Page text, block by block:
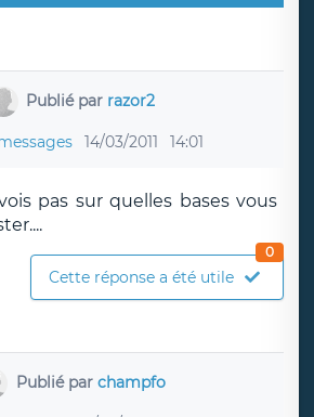
Publié par razor2
14/03/2011 14:01
pas sur quelles bases vous
Cette réponse a été utile
0
Publié par champfo